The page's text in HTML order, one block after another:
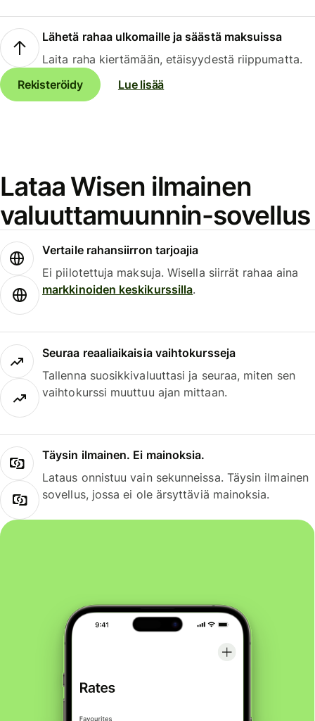
Lähetä rahaa ulkomaille ja säästä maksuissa
Laita raha kiertämään, etäisyydestä riippumatta.
Rekisteröidy
Lue lisää
Lataa Wisen ilmainen
valuuttamuunnin-sovellus
Vertaile rahansiirron tarjoajia
Ei piilotettuja maksuja. Wisella siirrät rahaa aina
markkinoiden keskikurssilla.
Seuraa reaaliaikaisia vaihtokursseja
Tallenna suosikkivaluuttasi ja seuraa, miten sen
vaihtokurssi muuttuu ajan mittaan.
Täysin ilmainen. Ei mainoksia.
Lataus onnistuu vain sekunneissa. Täysin ilmainen
sovellus, jossa ei ole ärsyttäviä mainoksia.